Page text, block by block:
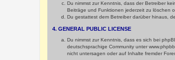
Du nimmst zur Kenntnis, dass der Betreiber
Beiträge und Funktionen jederzeit zu löschen
Du gestattest dem Betreiber darüber hinaus,
4. GENERAL PUBLIC LICENSE
Du nimmst zur Kenntnis, dass es sich bei
deutschsprachige Community unter
nicht untersagen oder auf Inhalte fremder